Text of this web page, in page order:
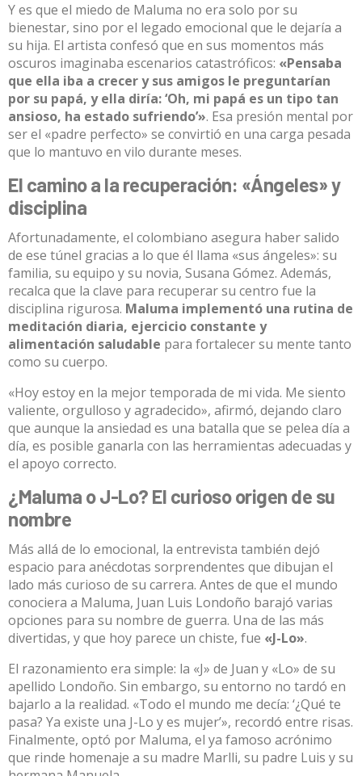
Y es que el miedo de Maluma no era solo por su
bienestar, sino por el legado emocional que le dejaría a
su hija. El artista confesó que en sus momentos más
oscuros imaginaba escenarios catastróficos: «Pensaba
que ella iba a crecer y sus amigos le preguntarían
por su papá, y ella diría: ‘Oh, mi papá es un tipo tan
ansioso, ha estado sufriendo’». Esa presión mental por
ser el «padre perfecto» se convirtió en una carga pesada
que lo mantuvo en vilo durante meses.
El camino a la recuperación: «Ángeles» y
disciplina
Afortunadamente, el colombiano asegura haber salido
de ese túnel gracias a lo que él llama «sus ángeles»: su
familia, su equipo y su novia, Susana Gómez. Además,
recalca que la clave para recuperar su centro fue la
disciplina rigurosa. Maluma implementó una rutina de
meditación diaria, ejercicio constante y
alimentación saludable para fortalecer su mente tanto
como su cuerpo.
«Hoy estoy en la mejor temporada de mi vida. Me siento
valiente, orgulloso y agradecido», afirmó, dejando claro
que aunque la ansiedad es una batalla que se pelea día a
día, es posible ganarla con las herramientas adecuadas y
el apoyo correcto.
¿Maluma o J-Lo? El curioso origen de su
nombre
Más allá de lo emocional, la entrevista también dejó
espacio para anécdotas sorprendentes que dibujan el
lado más curioso de su carrera. Antes de que el mundo
conociera a Maluma, Juan Luis Londoño barajó varias
opciones para su nombre de guerra. Una de las más
divertidas, y que hoy parece un chiste, fue «J-Lo».
El razonamiento era simple: la «J» de Juan y «Lo» de su
apellido Londoño. Sin embargo, su entorno no tardó en
bajarlo a la realidad. «Todo el mundo me decía: ‘¿Qué te
pasa? Ya existe una J-Lo y es mujer’», recordó entre risas.
Finalmente, optó por Maluma, el ya famoso acrónimo
que rinde homenaje a su madre Marlli, su padre Luis y su